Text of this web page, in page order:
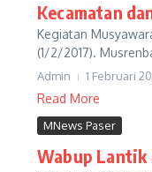
Kecamatan
Kegiatan
(1/2/2017).
Admin 1 Februari
Read More
MNews Paser
Wabup Lantik